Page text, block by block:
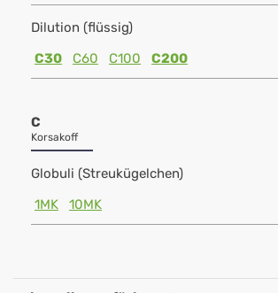
Dilution (flüssig)
C30
C60 C100 C200
C
Korsakoff
Globuli (Streukügelchen)
1MK
10MK